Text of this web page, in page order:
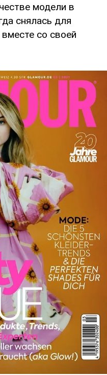
модели в
снялась для
вместе со своей